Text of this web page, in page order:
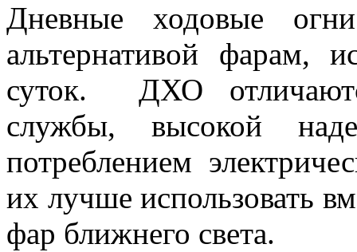
Дневные ходовые
альтернативой фарам,
суток. ДХО
службы, высокой
потреблением
их лучше использовать
фар ближнего света.